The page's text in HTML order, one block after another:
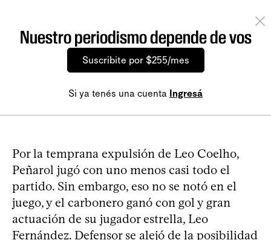
Nuestro periodismo depende de vos
Suscribite por $255/mes
Si ya tenés una cuenta Ingresá
Por la temprana expulsión de Leo Coelho,
Peñarol jugó con uno menos casi todo el
partido. Sin embargo, eso no se notó en el
juego, y el carbonero ganó con gol y gran
actuación de su jugador estrella, Leo
Fernández. Defensor se alejó de la posibilidad